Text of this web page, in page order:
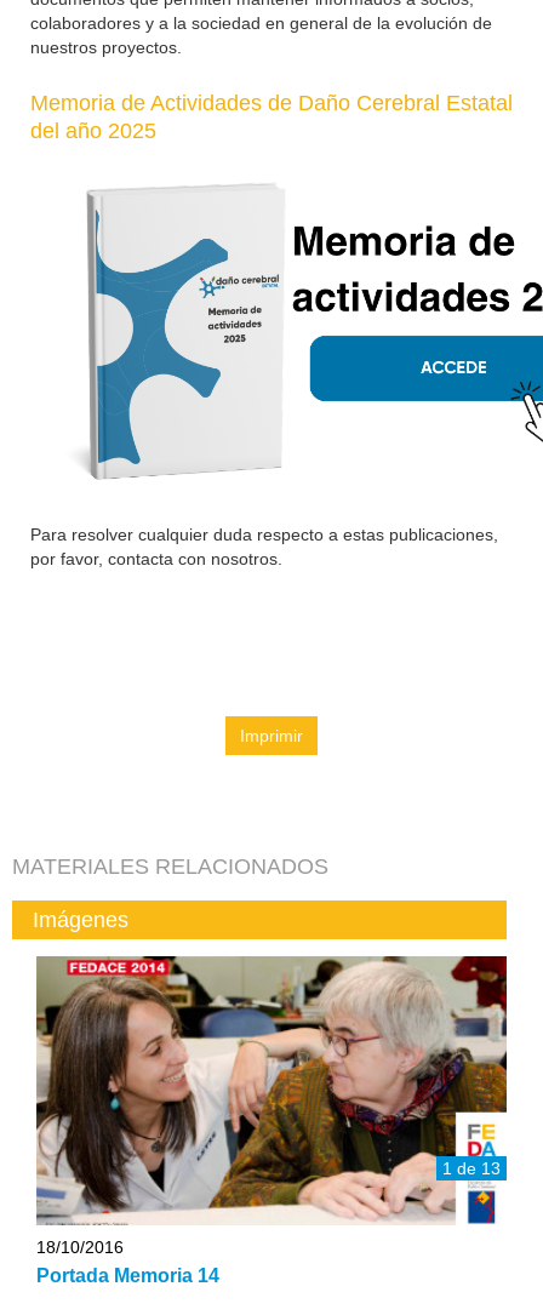
colaboradores y a la sociedad en general de la evolución de
nuestros proyectos.
Memoria de Actividades de Daño Cerebral Estatal
del año 2025
Para resolver cualquier duda respecto a estas publicaciones,
por favor, contacta con nosotros.
Imprimir
MATERIALES RELACIONADOS
Imágenes
1 de 13
18/10/2016
Portada Memoria 14